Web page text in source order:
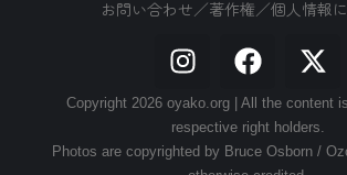
お問い合わせ／著作権／個人情報
Copyright 2026 oyako.org | All the content
respective right holders.
Photos are copyrighted by Bruce Osborn /